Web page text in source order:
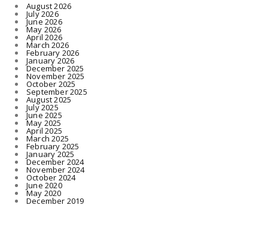
रायपुर : जल जीवन मिशन से बदली जारामोंगिया की
रायपुर : आत्मसमर्पित 66 नक्सलियों को 6.60 करोड़
August 2026
July 2026
June 2026
May 2026
April 2026
March 2026
February 2026
January 2026
December 2025
November 2025
October 2025
September 2025
August 2025
July 2025
June 2025
May 2025
April 2025
March 2025
February 2025
January 2025
December 2024
November 2024
October 2024
June 2020
May 2020
December 2019